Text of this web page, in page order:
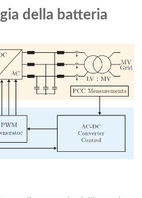
della batteria